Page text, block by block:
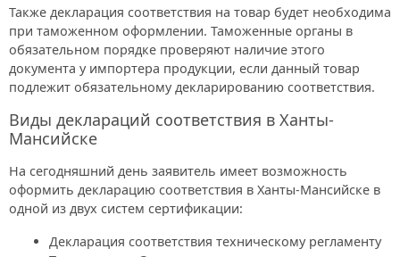
Также декларация соответствия на товар будет необходима
при таможенном оформлении. Таможенные органы в
обязательном порядке проверяют наличие этого
документа у импортера продукции, если данный товар
подлежит обязательному декларированию соответствия.
Виды деклараций соответствия в Ханты-
Мансийске
На сегодняшний день заявитель имеет возможность
оформить декларацию соответствия в Ханты-Мансийске в
одной из двух систем сертификации:
Декларация соответствия техническому регламенту